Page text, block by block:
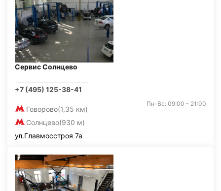
Сервис Солнцево
+7 (495) 125-38-41
Говорово(1,35 км)
Солнцево(930 м)
Пн-Вс: 09:00 - 21:00
ул.Главмосстроя 7а